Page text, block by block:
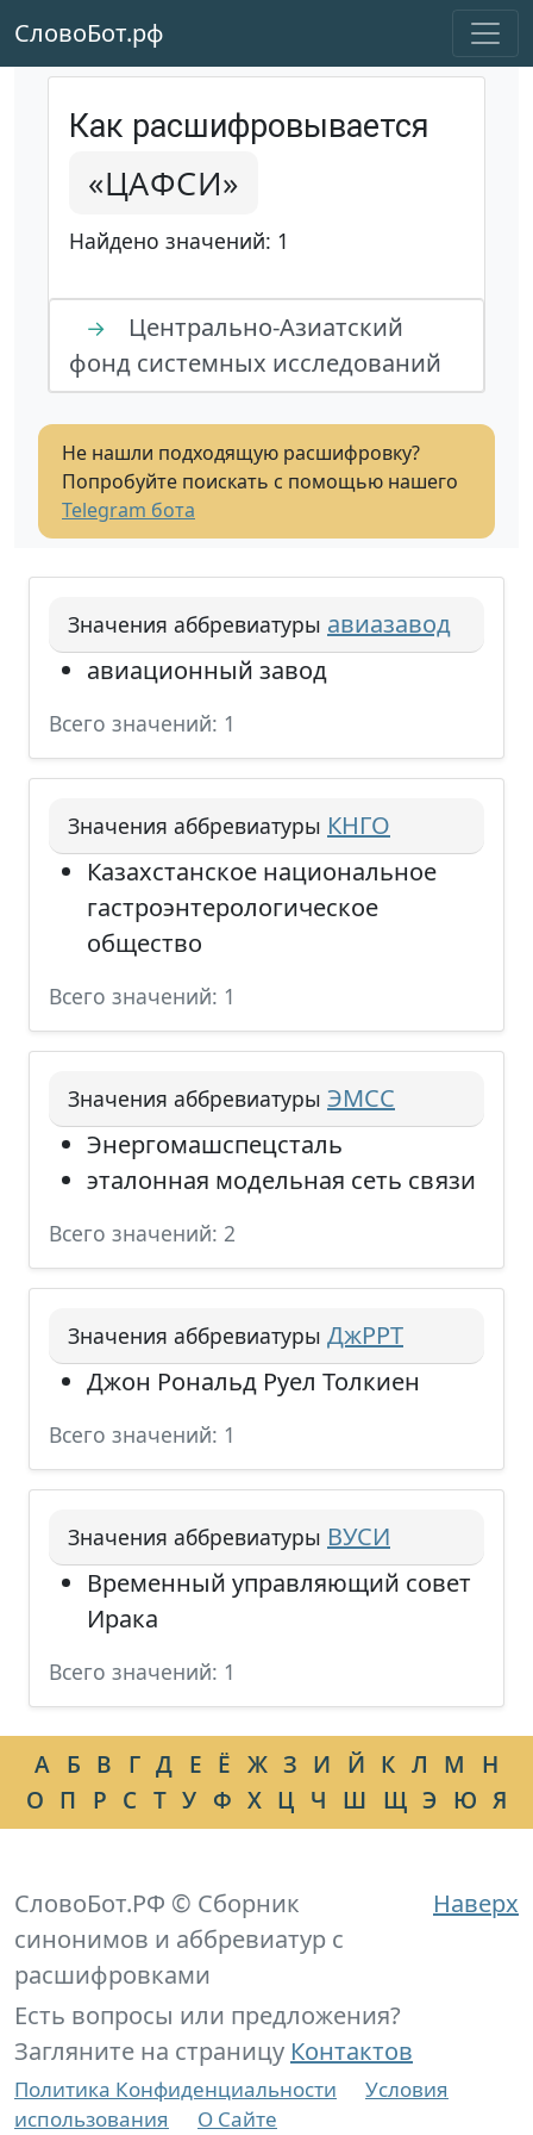
СловоБот.рф
Как расшифровывается
«ЦАФСИ»
Найдено значений: 1
→
Центрально-Азиатский
фонд системных исследований
Не нашли подходящую расшифровку?
Попробуйте поискать с помощью нашего
Telegram бота
Значения аббревиатуры авиазавод
авиационный завод
Всего значений: 1
Значения аббревиатуры КНГО
Казахстанское национальное
гастроэнтерологическое
общество
Всего значений: 1
Значения аббревиатуры ЭМСС
Энергомашспецсталь
эталонная модельная сеть связи
Всего значений: 2
Значения аббревиатуры ДжРРТ
Джон Рональд Руел Толкиен
Всего значений: 1
Значения аббревиатуры ВУСИ
Временный управляющий совет
Ирака
Всего значений: 1
А Б В Г Д Е Ё Ж З И Й К Л М
Н
О П Р С Т У Ф Х Ц Ч Ш Щ Э Ю Я
Наверх
СловоБот.РФ © Сборник
синонимов и аббревиатур с
расшифровками
Есть вопросы или предложения?
Загляните на страницу Контактов
Политика Конфиденциальности
Условия
использования
О Сайте